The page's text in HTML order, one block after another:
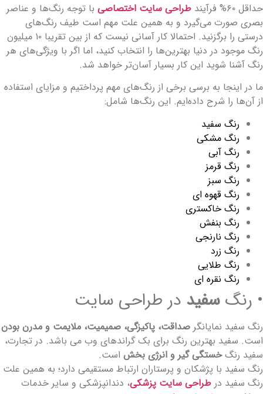
حداقل ۶۰% فرآیند
طراحی سایت اختصاصیبا توجه رنگ‌ها و عناصر
بصری صورت می‌گیرد و به همین علت مهم است طیف رنگ‌های
درستی را برگزنید. احتمالا کار آسانی نیست که از بین تقریبا ۱۰ میلیون
رنگ موجود در دنیا بهترین‌ها را انتخاب کنید، اما اگر با ویژگی‌های هر
رنگ آشنا شوید این کار بسیار آسان‌تر خواهد شد.
ما در اینجا به برسی برخی از رنگ‌های مهم پرداختیم و مزایای استفاده
از آن‌ها را شرح داده‌ایم. این رنگ‌ها شامل:
رنگ سفید
رنگ مشکی
رنگ آبی
رنگ قرمز
رنگ سبز
رنگ قهوه ای
رنگ خاکستری
رنگ بنفش
رنگ نارنجی
رنگ زرد
رنگ طلایی
رنگ نقره ای
• رنگ سفید در طراحی سایت
رنگ سفید نمایانگر صداقت، پاکیزگی، صمیمیت، ملایمت و مدرن بودن
است. سفید بهترین رنگ برای بک گراندهای وب می باشد. در تجارت،
سفید رنگخستگی گیر و انرژی بخشاست.
رنگ سفید با پژشکان و پرستاران ارتباط مستقیمی دارد؛ به همین علت
رنگ سفید در طراحی سایت پزشکی، دندانپزشکی و سایر خدمات